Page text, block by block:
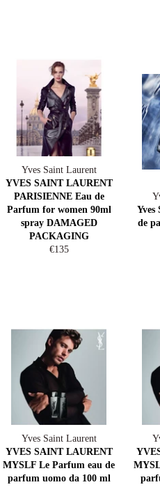
Yves Saint Laurent
YVES SAINT LAURENT
PARISIENNE Eau de
Parfum for women 90ml
spray DAMAGED
PACKAGING
Regular
€135
Yves
de
Yves Saint Laurent
YVES SAINT LAURENT
MYSLF Le Parfum eau de
parfum uomo da 100 ml